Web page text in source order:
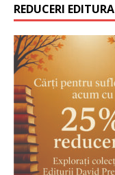
REDUCERI EDITURA